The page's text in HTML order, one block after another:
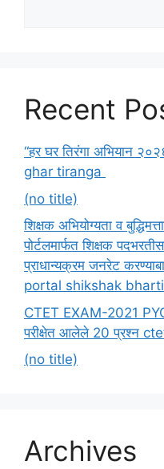
Recent
“हर घर तिरंगा अभियान
ghar tiranga
(no title)
शिक्षक अभियोग्यता व
पोर्टलमार्फत शिक्षक
प्राधान्यक्रम जनरेट
portal shikshak bharti
CTET EXAM-2021 PYQ
परीक्षेत आलेले 20 प्रश्न
(no title)
Archives